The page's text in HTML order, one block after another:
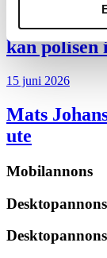
Debatt:
kan polisen
15 juni 2026
Mats
ute
Mobilannons
Desktopannons
Desktopannons